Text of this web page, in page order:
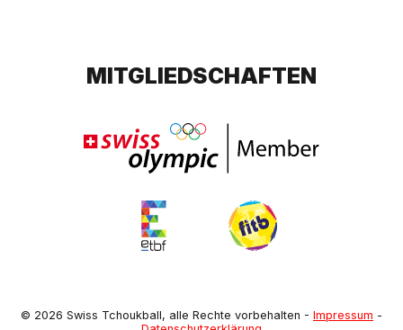
MITGLIEDSCHAFTEN
© 2026 Swiss Tchoukball, alle Rechte vorbehalten - Impressum -